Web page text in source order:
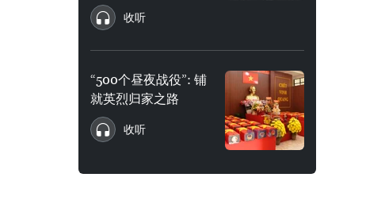
收听
“500个昼夜战役”: 铺
就英烈归家之路
收听